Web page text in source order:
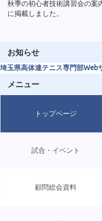
秋季の初心者技術講習会の案
に掲載しました。
お知らせ
埼玉県高体連テニス専門部Web
メニュー
トップページ
試合・イベント
顧問総会資料